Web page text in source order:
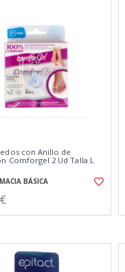
con Anillo de
Comforgel 2 Ud Talla L
BÁSICA